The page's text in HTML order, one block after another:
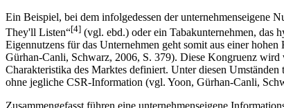
Ein Beispiel, bei dem infolgedessen der unternehmenseigene
They'll Listen“[4] (vgl. ebd.) oder ein Tabakunternehmen, das
Eigennutzens für das Unternehmen geht somit aus einer
Gürhan-Canli, Schwarz, 2006, S. 379). Diese Kongruenz
Charakteristika des Marktes definiert. Unter diesen
ohne jegliche CSR-Information (vgl. Yoon, Gürhan-Canli,